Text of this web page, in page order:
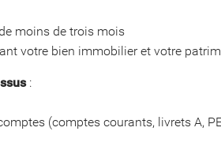
moins de trois mois
votre bien immobilier et votre
:
(comptes courants, livrets A,